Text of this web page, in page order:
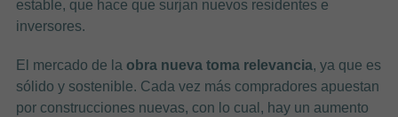
estable, que hace que surjan nuevos residentes e
inversores.
El mercado de la obra nueva toma relevancia, ya que es
sólido y sostenible. Cada vez más compradores apuestan
por construcciones nuevas, con lo cual, hay un aumento